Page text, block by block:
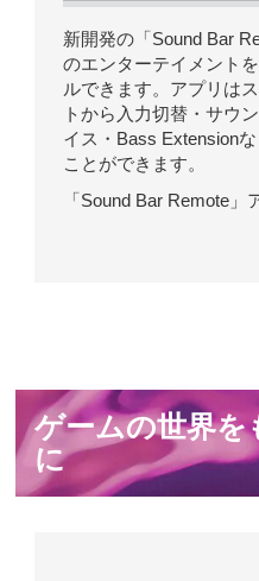
新開発の「Sound Bar
のエンターテイメント
ルできます。アプリは
トから入力切替・サウ
イス・Bass Extension
ことができます。
「Sound Bar Remote
ゲームの世界
に